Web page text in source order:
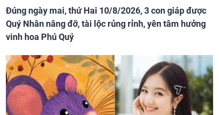
Đúng ngày mai, thứ Hai 10/8/2026, 3 con giáp được
Quý Nhân nâng đỡ, tài lộc rủng rỉnh, yên tâm hưởng
vinh hoa Phú Quý